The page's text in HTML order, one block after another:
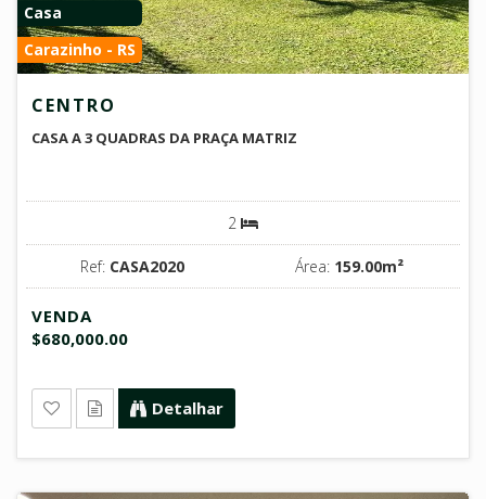
Casa
Carazinho - RS
CENTRO
CASA A 3 QUADRAS DA PRAÇA MATRIZ
2
Ref: CASA2020 Área: 159.00m²
VENDA
$680,000.00
Detalhar